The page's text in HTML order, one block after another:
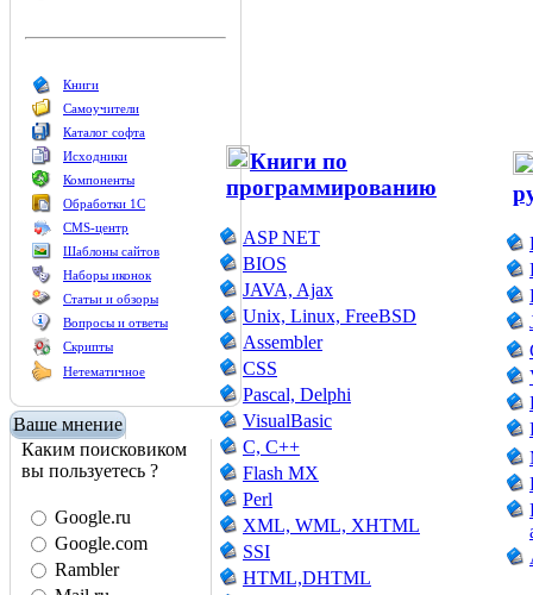
Книги
Самоучители
Каталог софта
Исходники
Компоненты
Обработки 1С
CMS-центр
Шаблоны сайтов
Наборы иконок
Статьи и обзоры
Вопросы и ответы
Скрипты
Нетематичное
Ваше мнение
Каким поисковиком
вы пользуетесь ?
Google.ru
Google.com
Rambler
Книги по
программированию
ASP NET
BIOS
JAVA, Ajax
Unix, Linux, FreeBSD
Assembler
CSS
Pascal, Delphi
VisualBasic
C, C++
Flash MX
Perl
XML, WML, XHTML
SSI
HTML,DHTML